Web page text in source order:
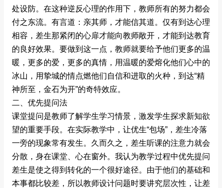
处设防。在这种逆反心理的作用下，教师所有的努力都会
付之东流。有言道：亲其师，才能信其道。仅有到达心理
相容，差生那紧闭的心扉才能向教师敞开，才能到达教育
的良好效果。要做到这一点，教师就要给予他们更多的温
暖，更多的爱，更多的真情，用温暖的爱熔化他们心中的
冰山，用挚城的情点燃他们自信和进取的火种，到达“精
神所至，金石为开”的奇特效应。
二、优先提问法
课堂提问是教师了解学生学习情景，激发学生探求新知欲
望的重要手段。在实际教学中，让优生“包场”，差生冷落
一旁的现象常有发生。久而久之，差生听课的注意力就会
分散，身在课堂、心在窗外。我认为教学过程中优先提问
差生是使之得到转化的一个很好途径。由于他们的基础和
本事都比较差，所以教师设计问题时要讲究层次性，让差